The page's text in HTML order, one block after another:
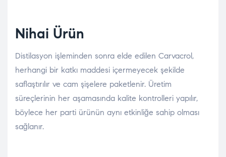
Nihai Ürün
Distilasyon işleminden sonra elde edilen Carvacrol,
herhangi bir katkı maddesi içermeyecek şekilde
saflaştırılır ve cam şişelere paketlenir. Üretim
süreçlerinin her aşamasında kalite kontrolleri yapılır,
böylece her parti ürünün aynı etkinliğe sahip olması
sağlanır.